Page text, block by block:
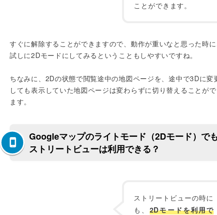
ことができます。
すぐに解除することができますので、動作が重いなと思った時
試しに2Dモードにしてみるということもしやすいですね。
ちなみに、2Dの状態で閲覧途中の地図ページを、途中で3Dに変
しても表示していた地図ページは変わらずに切り替えることが
ます。
Googleマップのライトモード（2Dモード）で
ストリートビューは利用できる？
ストリートビューの時に
も、 2Dモードを利用で